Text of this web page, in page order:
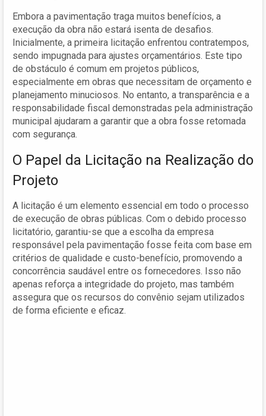
Embora a pavimentação traga muitos benefícios, a
execução da obra não estará isenta de desafios.
Inicialmente, a primeira licitação enfrentou contratempos,
sendo impugnada para ajustes orçamentários. Este tipo
de obstáculo é comum em projetos públicos,
especialmente em obras que necessitam de orçamento e
planejamento minuciosos. No entanto, a transparência e a
responsabilidade fiscal demonstradas pela administração
municipal ajudaram a garantir que a obra fosse retomada
com segurança.
O Papel da Licitação na Realização do
Projeto
A licitação é um elemento essencial em todo o processo
de execução de obras públicas. Com o debido processo
licitatório, garantiu-se que a escolha da empresa
responsável pela pavimentação fosse feita com base em
critérios de qualidade e custo-benefício, promovendo a
concorrência saudável entre os fornecedores. Isso não
apenas reforça a integridade do projeto, mas também
assegura que os recursos do convênio sejam utilizados
de forma eficiente e eficaz.